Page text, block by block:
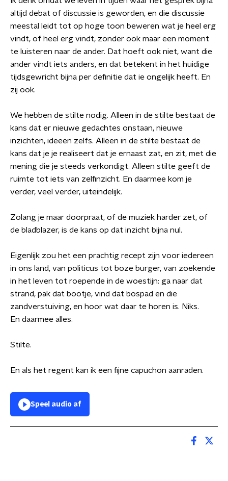
altijd debat of discussie is geworden, en die discussie
meestal leidt tot op hoge toon beweren wat je heel erg
vindt, of heel erg vindt, zonder ook maar een moment
te luisteren naar de ander. Dat hoeft ook niet, want die
ander vindt iets anders, en dat betekent in het huidige
tijdsgewricht bijna per definitie dat ie ongelijk heeft. En
zij ook.
We hebben de stilte nodig. Alleen in de stilte bestaat de
kans dat er nieuwe gedachtes onstaan, nieuwe
inzichten, ideeen zelfs. Alleen in de stilte bestaat de
kans dat je je realiseert dat je ernaast zat, en zit, met die
mening die je steeds verkondigt. Alleen stilte geeft de
ruimte tot iets van zelfinzicht. En daarmee kom je
verder, veel verder, uiteindelijk.
Zolang je maar doorpraat, of de muziek harder zet, of
de bladblazer, is de kans op dat inzicht bijna nul.
Eigenlijk zou het een prachtig recept zijn voor iedereen
in ons land, van politicus tot boze burger, van zoekende
in het leven tot roepende in de woestijn: ga naar dat
strand, pak dat bootje, vind dat bospad en die
zandverstuiving, en hoor wat daar te horen is. Niks.
En daarmee alles.
Stilte.
En als het regent kan ik een fijne capuchon aanraden.
Speel audio af